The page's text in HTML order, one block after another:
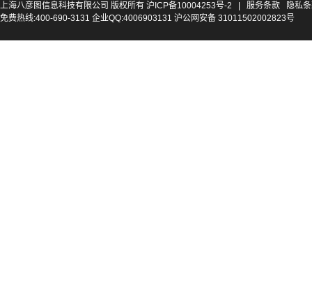
上海八彦图信息科技有限公司 版权所有 沪ICP备10004253号-2 服务条款
隐私
免费热线:400-690-3131 企业QQ:4006903131 沪公网安备 31011502002823号